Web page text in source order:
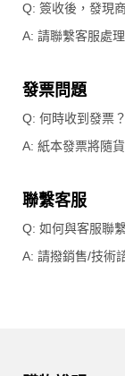
Q: 簽收後，發現
A: 請聯繫客服處理
發票問題
Q: 何時收到發票？
A: 紙本發票將隨貨
聯繫客服
Q: 如何與客服聯
A: 請撥銷售/技術